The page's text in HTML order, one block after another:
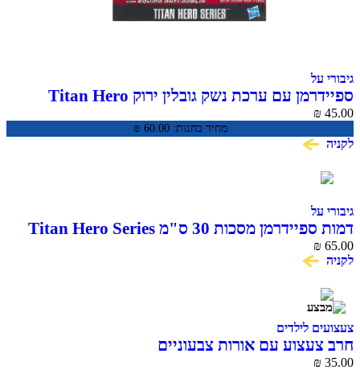
גיבורי על
ספיידרמן עם ערכת נשק גובלין ירוק Titan Hero
Series
מחיר בחנות: ₪ 60.00
₪ 45.00
לקניה
גיבורי על
דמות ספיידרמן מסכות 30 ס"מ Titan Hero Series
₪ 65.00
לקניה
צעצועים לילדים
חרב צעצוע עם אורות צבעוניים
₪ 35.00